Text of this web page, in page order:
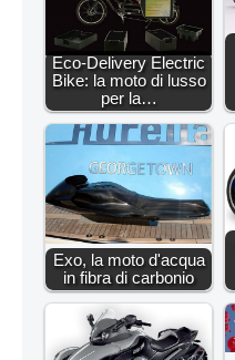
Eco-Delivery Electric
Bike: la moto di lusso
per la…
Exo, la moto d'acqua
in fibra di carbonio